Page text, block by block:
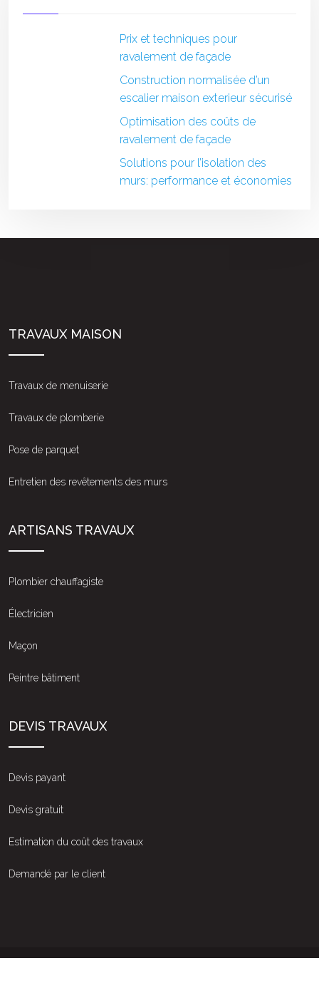
Prix et techniques pour
ravalement de façade
Construction normalisée d’un
escalier maison exterieur sécurisé
Optimisation des coûts de
ravalement de façade
Solutions pour l’isolation des
murs: performance et économies
TRAVAUX MAISON
Travaux de menuiserie
Travaux de plomberie
Pose de parquet
Entretien des revêtements des murs
ARTISANS TRAVAUX
Plombier chauffagiste
Électricien
Maçon
Peintre bâtiment
DEVIS TRAVAUX
Devis payant
Devis gratuit
Estimation du coût des travaux
Demandé par le client